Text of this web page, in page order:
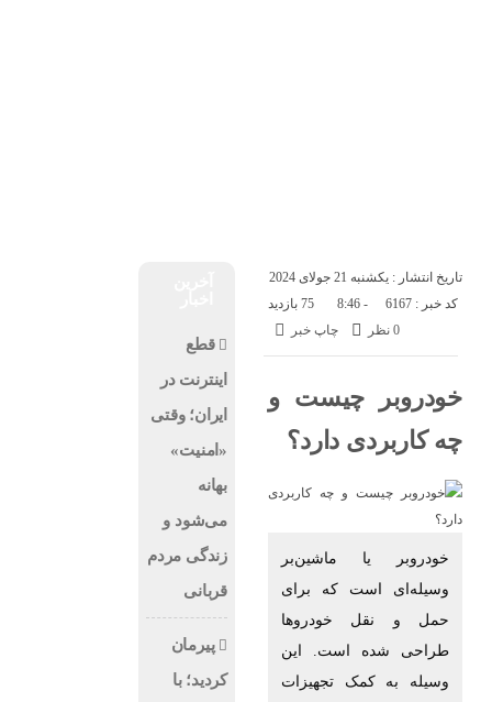
تاریخ انتشار : یکشنبه 21 جولای 2024
- 8:46
75 بازدید
کد خبر : 6167
چاپ خبر
0 نظر
خودروبر چیست و
چه کاربردی دارد؟
خودروبر یا ماشین‌بر
وسیله‌ای است که برای
حمل و نقل خودروها
طراحی شده است. این
وسیله به کمک تجهیزات
قطع
اینترنت در
ایران؛ وقتی
«امنیت»
بهانه
می‌شود و
زندگی مردم
قربانی
پیرمان
کردید؛ با